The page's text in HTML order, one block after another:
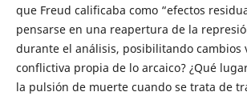
que Freud calificaba como “efectos
pensarse en una reapertura de la
durante el análisis, posibilitando cambios
conflictiva propia de lo arcaico? ¿Qué
la pulsión de muerte cuando se trata de